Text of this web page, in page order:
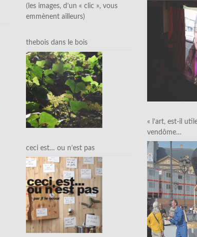
(les images, d’un « clic », vous
emmènent ailleurs)
thebois dans le bois
ceci est… ou n’est pas
« l’art, est-il
vendôme…